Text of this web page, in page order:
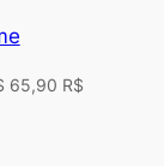
65,90 R$